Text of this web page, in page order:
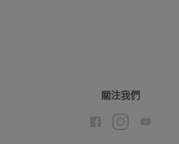
關注我們